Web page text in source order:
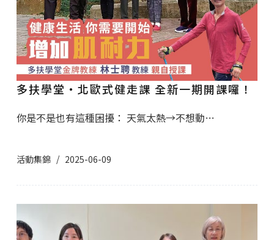
多扶學堂・北歐式健走課 全新一期開課囉！
️你是不是也有這種困擾： 天氣太熱→不想動…
活動集錦 2025-06-09